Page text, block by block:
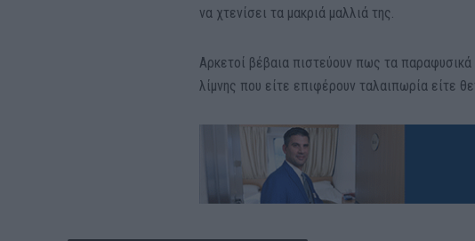
να χτενίσει τα μακριά μαλλιά της.
Αρκετοί βέβαια πιστεύουν πως τα
λίμνης που είτε επιφέρουν ταλαιπωρία είτε